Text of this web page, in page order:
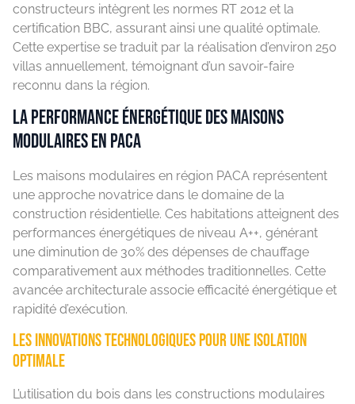
constructeurs intègrent les normes RT 2012 et la
certification BBC, assurant ainsi une qualité optimale.
Cette expertise se traduit par la réalisation d’environ 250
villas annuellement, témoignant d’un savoir-faire
reconnu dans la région.
La performance énergétique des maisons
modulaires en PACA
Les maisons modulaires en région PACA représentent
une approche novatrice dans le domaine de la
construction résidentielle. Ces habitations atteignent des
performances énergétiques de niveau A++, générant
une diminution de 30% des dépenses de chauffage
comparativement aux méthodes traditionnelles. Cette
avancée architecturale associe efficacité énergétique et
rapidité d’exécution.
Les innovations technologiques pour une isolation
optimale
L’utilisation du bois dans les constructions modulaires